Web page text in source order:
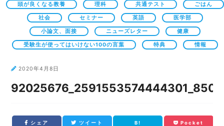
頭が良くなる教養 理科 共通テスト ごはん
社会 セミナー 英語 医学部
小論文、面接 ニューズレター 健康
受験生が使ってはいけない100の言葉 特典 情報
2020年4月8日
シェア ツイート B! Pocket